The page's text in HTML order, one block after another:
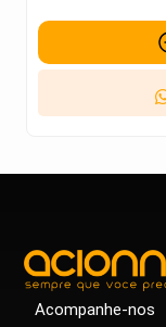
Acompanhe-nos